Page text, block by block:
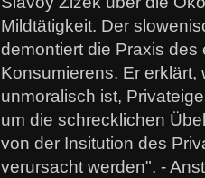
Mildtätigkeit. Der
demontiert die Praxis des
Konsumierens. Er erklärt,
unmoralisch ist,
um die schrecklichen
von der Insitution des
verursacht werden". -